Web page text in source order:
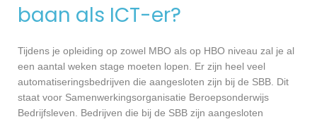
baan als ICT-er?
Tijdens je opleiding op zowel MBO als op HBO niveau zal je al
een aantal weken stage moeten lopen. Er zijn heel veel
automatiseringsbedrijven die aangesloten zijn bij de SBB. Dit
staat voor Samenwerkingsorganisatie Beroepsonderwijs
Bedrijfsleven. Bedrijven die bij de SBB zijn aangesloten